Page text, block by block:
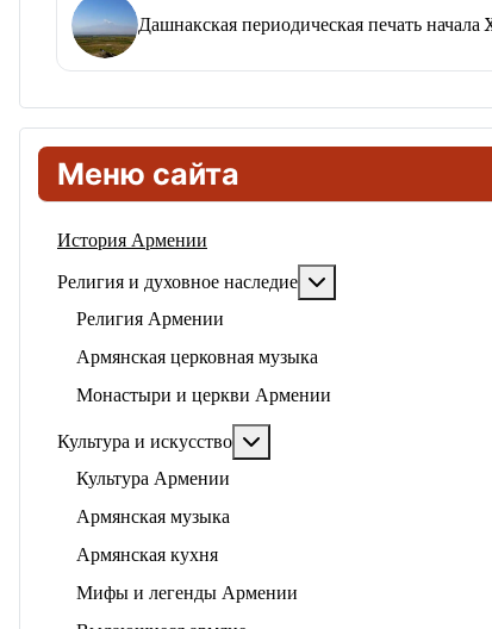
Меню сайта
История Армении
Религия и духовное наследие
Религия Армении
Армянская церковная музыка
Монастыри и церкви Армении
Культура и искусство
Культура Армении
Армянская музыка
Армянская кухня
Мифы и легенды Армении
Дашнакская периодическая печать начала